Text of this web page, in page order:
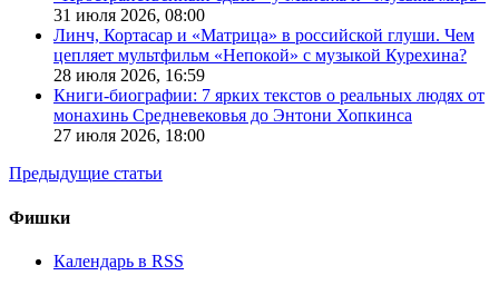
31 июля 2026, 08:00
Линч, Кортасар и «Матрица» в российской глуши. Чем
цепляет мультфильм «Непокой» с музыкой Курехина?
28 июля 2026, 16:59
Книги-биографии: 7 ярких текстов о реальных людях от
монахинь Средневековья до Энтони Хопкинса
27 июля 2026, 18:00
Предыдущие статьи
Фишки
Календарь в RSS